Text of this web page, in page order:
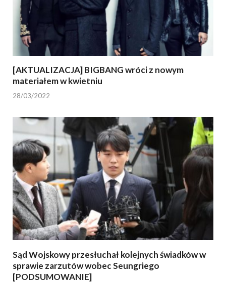
[AKTUALIZACJA] BIGBANG wróci z nowym
materiałem w kwietniu
28/03/2022
Sąd Wojskowy przesłuchał kolejnych świadków w
sprawie zarzutów wobec Seungriego
[PODSUMOWANIE]